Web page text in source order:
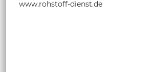
www.rohstoff-dienst.de